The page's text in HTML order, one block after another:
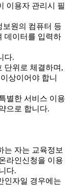
이용자 관리시 필
원의 컴퓨터 등
데이터를 입력하
다.
단위로 체결하며,
상이어야 합니
별한 서비스 이용
으로 합니다.
자는 교육정보
라인신청을 이용
다.
인자일 경우에는